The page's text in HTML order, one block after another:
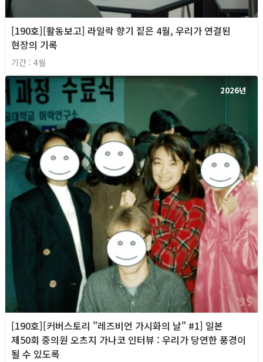
[190호][활동보고] 라일락 향기 짙은 4월, 우리가 연결된
현장의 기록
기간 : 4월
2026년
[190호][커버스토리 "레즈비언 가시화의 날" #1] 일본
제50회 중의원 오츠지 가나코 인터뷰 : 우리가 당연한 풍경이
될 수 있도록